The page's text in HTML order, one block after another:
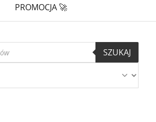
PROMOCJA 🚀
SZUKAJ